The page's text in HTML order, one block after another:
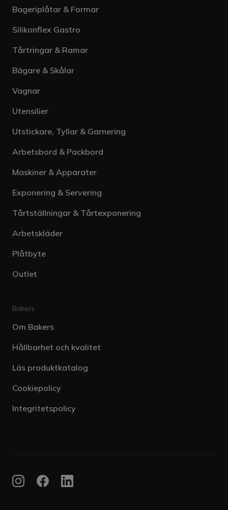
Bageriplåtar & Formar
Silikonflex Gastro
Tårtringar & Ramar
Bägare & Skålar
Vagnar
Utensilier
Utstickare, Tyllar & Garnering
Arbetsbord & Packbord
Maskiner & Apparater
Exponering & Servering
Tårtställningar & Tårtexponering
Arbetskläder
Plåtbyte
Outlet
Bakers
Om Bakers
Hållbarhet och kvalitet
Läs produktkatalog
Cookiepolicy
Integritetspolicy